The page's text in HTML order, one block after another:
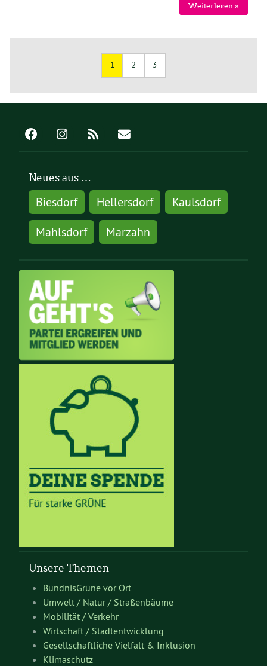
Weiterlesen »
1 2 3
Neues aus …
Biesdorf Hellersdorf
Kaulsdorf
Mahlsdorf
Marzahn
Unsere Themen
BündnisGrüne vor Ort
Umwelt / Natur / Straßenbäume
Mobilität / Verkehr
Wirtschaft / Stadtentwicklung
Gesellschaftliche Vielfalt & Inklusion
Klimaschutz